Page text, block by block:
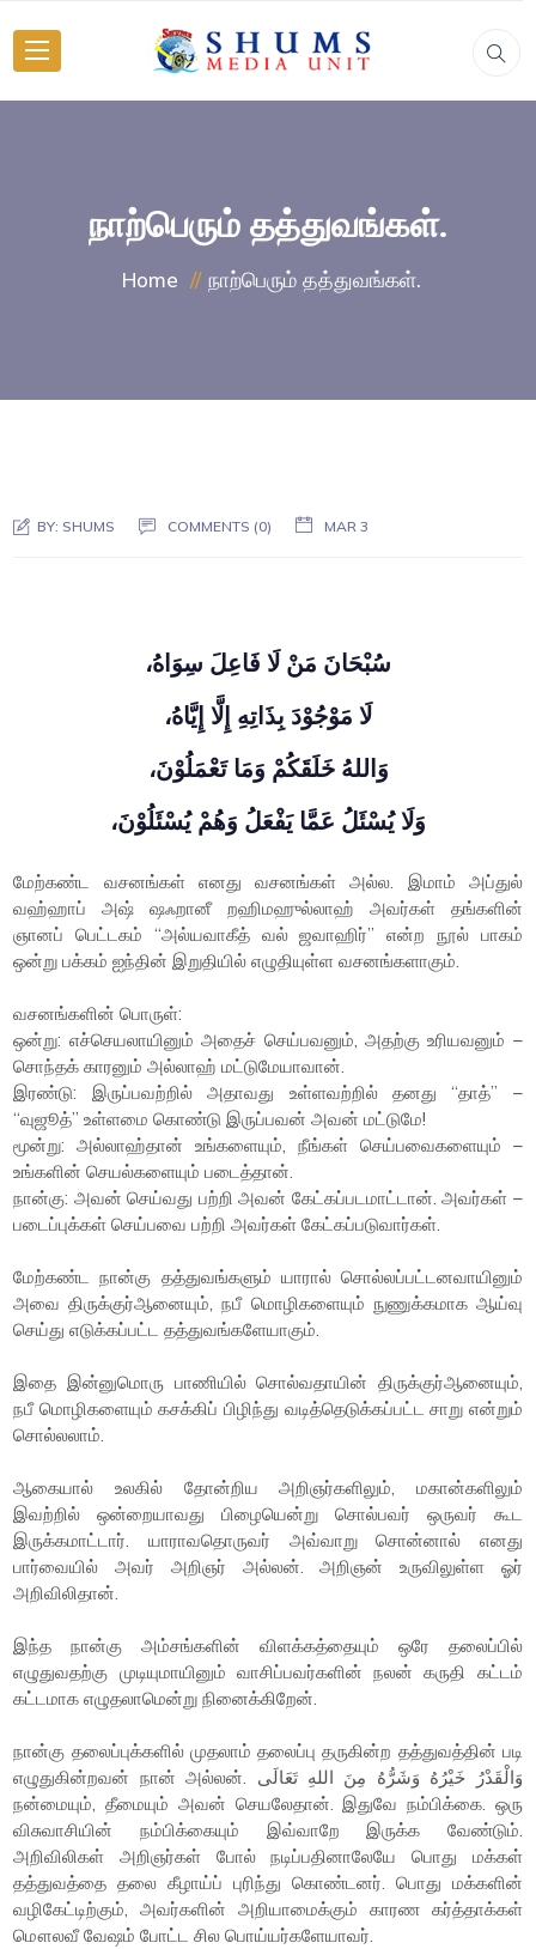
நாற்பெரும் தத்துவங்கள்.
Home நாற்பெரும் தத்துவங்கள்.
BY: SHUMS COMMENTS (0) MAR 3
سُبْحَانَ مَنْ لَا فَاعِلَ سِوَاهُ،
لَا مَوْجُوْدَ بِذَاتِهِ إِلَّا إِيَّاهُ،
وَاللهُ خَلَقَكُمْ وَمَا تَعْمَلُوْنَ،
وَلَا يُسْئَلُ عَمَّا يَفْعَلُ وَهُمْ يُسْئَلُوْنَ،
மேற்கண்ட வசனங்கள் எனது வசனங்கள் அல்ல. இமாம் அப்துல்
வஹ்ஹாப் அஷ் ஷஃறானீ றஹிமஹுல்லாஹ் அவர்கள் தங்களின்
ஞானப் பெட்டகம் “அல்யவாகீத் வல் ஜவாஹிர்” என்ற நூல் பாகம்
ஒன்று பக்கம் ஐந்தின் இறுதியில் எழுதியுள்ள வசனங்களாகும்.
வசனங்களின் பொருள்:
ஒன்று: எச்செயலாயினும் அதைச் செய்பவனும், அதற்கு உரியவனும் –
சொந்தக் காரனும் அல்லாஹ் மட்டுமேயாவான்.
இரண்டு: இருப்பவற்றில் அதாவது உள்ளவற்றில் தனது “தாத்” –
“வுஜூத்” உள்ளமை கொண்டு இருப்பவன் அவன் மட்டுமே!
மூன்று: அல்லாஹ்தான் உங்களையும், நீங்கள் செய்பவைகளையும் –
உங்களின் செயல்களையும் படைத்தான்.
நான்கு: அவன் செய்வது பற்றி அவன் கேட்கப்படமாட்டான். அவர்கள் –
படைப்புக்கள் செய்பவை பற்றி அவர்கள் கேட்கப்படுவார்கள்.
மேற்கண்ட நான்கு தத்துவங்களும் யாரால் சொல்லப்பட்டனவாயினும்
அவை திருக்குர்ஆனையும், நபீ மொழிகளையும் நுணுக்கமாக ஆய்வு
செய்து எடுக்கப்பட்ட தத்துவங்களேயாகும்.
இதை இன்னுமொரு பாணியில் சொல்வதாயின் திருக்குர்ஆனையும்,
நபீ மொழிகளையும் கசக்கிப் பிழிந்து வடித்தெடுக்கப்பட்ட சாறு என்றும்
சொல்லலாம்.
ஆகையால் உலகில் தோன்றிய அறிஞர்களிலும், மகான்களிலும்
இவற்றில் ஒன்றையாவது பிழையென்று சொல்பவர் ஒருவர் கூட
இருக்கமாட்டார். யாராவதொருவர் அவ்வாறு சொன்னால் எனது
பார்வையில் அவர் அறிஞர் அல்லன். அறிஞன் உருவிலுள்ள ஓர்
அறிவிலிதான்.
இந்த நான்கு அம்சங்களின் விளக்கத்தையும் ஒரே தலைப்பில்
எழுதுவதற்கு முடியுமாயினும் வாசிப்பவர்களின் நலன் கருதி கட்டம்
கட்டமாக எழுதலாமென்று நினைக்கிறேன்.
நான்கு தலைப்புக்களில் முதலாம் தலைப்பு தருகின்ற தத்துவத்தின் படி
எழுதுகின்றவன் நான் அல்லன். وَالْقَدْرُ خَيْرُهُ وَشَرُّهُ مِنَ اللهِ تَعَالَى
நன்மையும், தீமையும் அவன் செயலேதான். இதுவே நம்பிக்கை. ஒரு
விசுவாசியின் நம்பிக்கையும் இவ்வாறே இருக்க வேண்டும்.
அறிவிலிகள் அறிஞர்கள் போல் நடிப்பதினாலேயே பொது மக்கள்
தத்துவத்தை தலை கீழாய்ப் புரிந்து கொண்டனர். பொது மக்களின்
வழிகேட்டிற்கும், அவர்களின் அறியாமைக்கும் காரண கர்த்தாக்கள்
மௌலவீ வேஷம் போட்ட சில பொய்யர்களேயாவர்.